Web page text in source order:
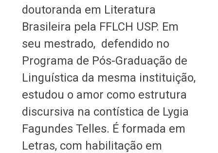
doutoranda em Literatura
Brasileira pela FFLCH USP. Em
seu mestrado, defendido no
Programa de Pós-Graduação de
Linguística da mesma instituição,
estudou o amor como estrutura
discursiva na contística de Lygia
Fagundes Telles. É formada em
Letras, com habilitação em